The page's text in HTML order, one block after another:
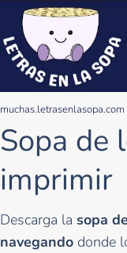
muchas.letrasenlasopa.com
Sopa de
imprimir
Descarga la sopa
navegando donde